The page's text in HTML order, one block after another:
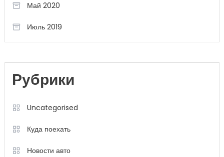
Май 2020
Июль 2019
Рубрики
Uncategorised
Куда поехать
Новости авто